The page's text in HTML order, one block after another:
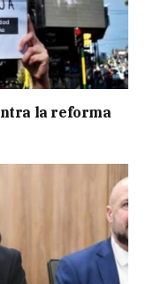
la reforma